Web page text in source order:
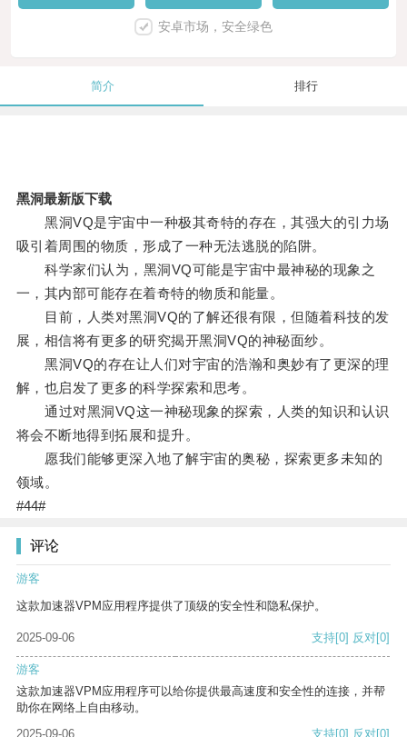
安卓市场，安全绿色
简介 排行
黑洞最新版下载
黑洞VQ是宇宙中一种极其奇特的存在，其强大的引力场
吸引着周围的物质，形成了一种无法逃脱的陷阱。
科学家们认为，黑洞VQ可能是宇宙中最神秘的现象之
一，其内部可能存在着奇特的物质和能量。
目前，人类对黑洞VQ的了解还很有限，但随着科技的发
展，相信将有更多的研究揭开黑洞VQ的神秘面纱。
黑洞VQ的存在让人们对宇宙的浩瀚和奥妙有了更深的理
解，也启发了更多的科学探索和思考。
通过对黑洞VQ这一神秘现象的探索，人类的知识和认识
将会不断地得到拓展和提升。
愿我们能够更深入地了解宇宙的奥秘，探索更多未知的
领域。
#44#
评论
游客
这款加速器VPM应用程序提供了顶级的安全性和隐私保护。
2025-09-06 支持[0] 反对[0]
游客
这款加速器VPM应用程序可以给你提供最高速度和安全性的连接，并帮
助你在网络上自由移动。
2025-09-06
支持[0] 反对[0]